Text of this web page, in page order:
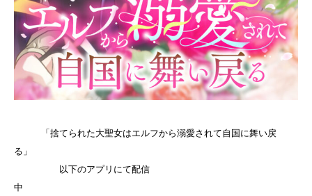
「捨てられた大聖女はエルフから溺愛されて自国に舞い戻
る」
以下のアプリにて配信
中